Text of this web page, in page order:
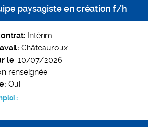
paysagiste en création f/h
Intérim
Châteauroux
le: 10/07/2026
renseignée
Oui
: